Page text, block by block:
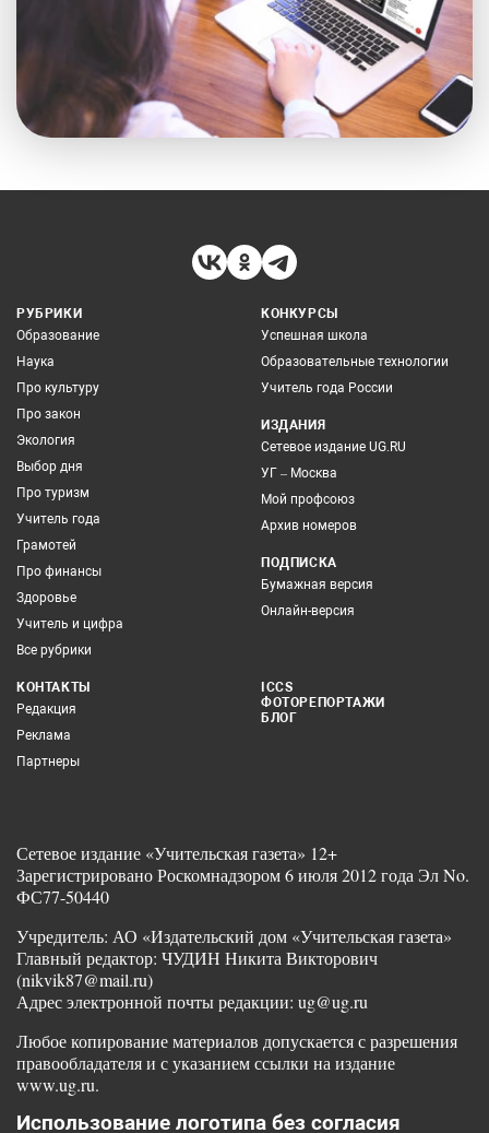
РУБРИКИ
Образование
Наука
Про культуру
Про закон
Экология
Выбор дня
Про туризм
Учитель года
Грамотей
Про финансы
Здоровье
Учитель и цифра
Все рубрики
КОНКУРСЫ
Успешная школа
Образовательные технологии
Учитель года России
ИЗДАНИЯ
Сетевое издание UG.RU
УГ – Москва
Мой профсоюз
Архив номеров
ПОДПИСКА
Бумажная версия
Онлайн-версия
КОНТАКТЫ
Редакция
Реклама
Партнеры
ICCS
ФОТОРЕПОРТАЖИ
БЛОГ
Сетевое издание «Учительская газета» 12+
Зарегистрировано Роскомнадзором 6 июля 2012 года Эл No.
ФС77-50440
Учредитель: АО «Издательский дом «Учительская газета»
Главный редактор: ЧУДИН Никита Викторович
(nikvik87@mail.ru)
Адрес электронной почты редакции: ug@ug.ru
Любое копирование материалов допускается с разрешения
правообладателя и с указанием ссылки на издание
www.ug.ru.
Использование логотипа без согласия